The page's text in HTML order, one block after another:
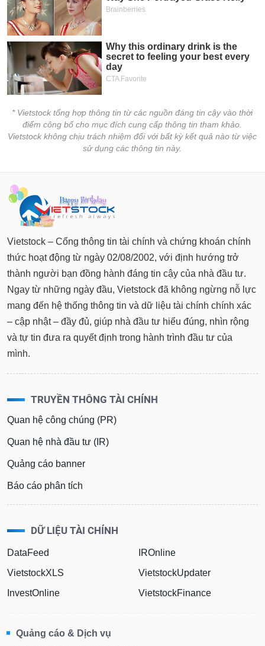
* Vietstock tổng hợp thông tin từ các nguồn đáng tin cậy vào thời
điểm công bố cho mục đích cung cấp thông tin tham khảo.
Vietstock không chịu trách nhiệm đối với bất kỳ kết quả nào từ việc
sử dụng các thông tin này.
Vietstock – Cổng thông tin tài chính và chứng khoán chính
thức hoạt động từ ngày 02/08/2002, với định hướng trở
thành người bạn đồng hành đáng tin cậy của nhà đầu tư.
Ngay từ những ngày đầu, Vietstock đã không ngừng nỗ lực
mang đến hệ thống thông tin và dữ liệu tài chính chính xác
– cập nhật – đầy đủ, giúp nhà đầu tư hiểu đúng, nhìn rộng
và tự tin đưa ra quyết định trong hành trình đầu tư của
mình.
TRUYỀN THÔNG TÀI CHÍNH
Quan hệ công chúng (PR)
Quan hệ nhà đầu tư (IR)
Quảng cáo banner
Báo cáo phân tích
DỮ LIỆU TÀI CHÍNH
DataFeed
VietstockXLS
InvestOnline
IROnline
VietstockUpdater
VietstockFinance
Quảng cáo & Dịch vụ